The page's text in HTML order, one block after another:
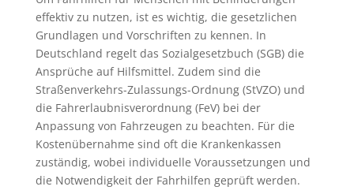
effektiv zu nutzen, ist es wichtig, die gesetzlichen
Grundlagen und Vorschriften zu kennen. In
Deutschland regelt das Sozialgesetzbuch (SGB) die
Ansprüche auf Hilfsmittel. Zudem sind die
Straßenverkehrs-Zulassungs-Ordnung (StVZO) und
die Fahrerlaubnisverordnung (FeV) bei der
Anpassung von Fahrzeugen zu beachten. Für die
Kostenübernahme sind oft die Krankenkassen
zuständig, wobei individuelle Voraussetzungen und
die Notwendigkeit der Fahrhilfen geprüft werden.